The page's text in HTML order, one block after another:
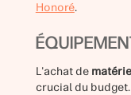
Honoré.
L'achat de
crucial du